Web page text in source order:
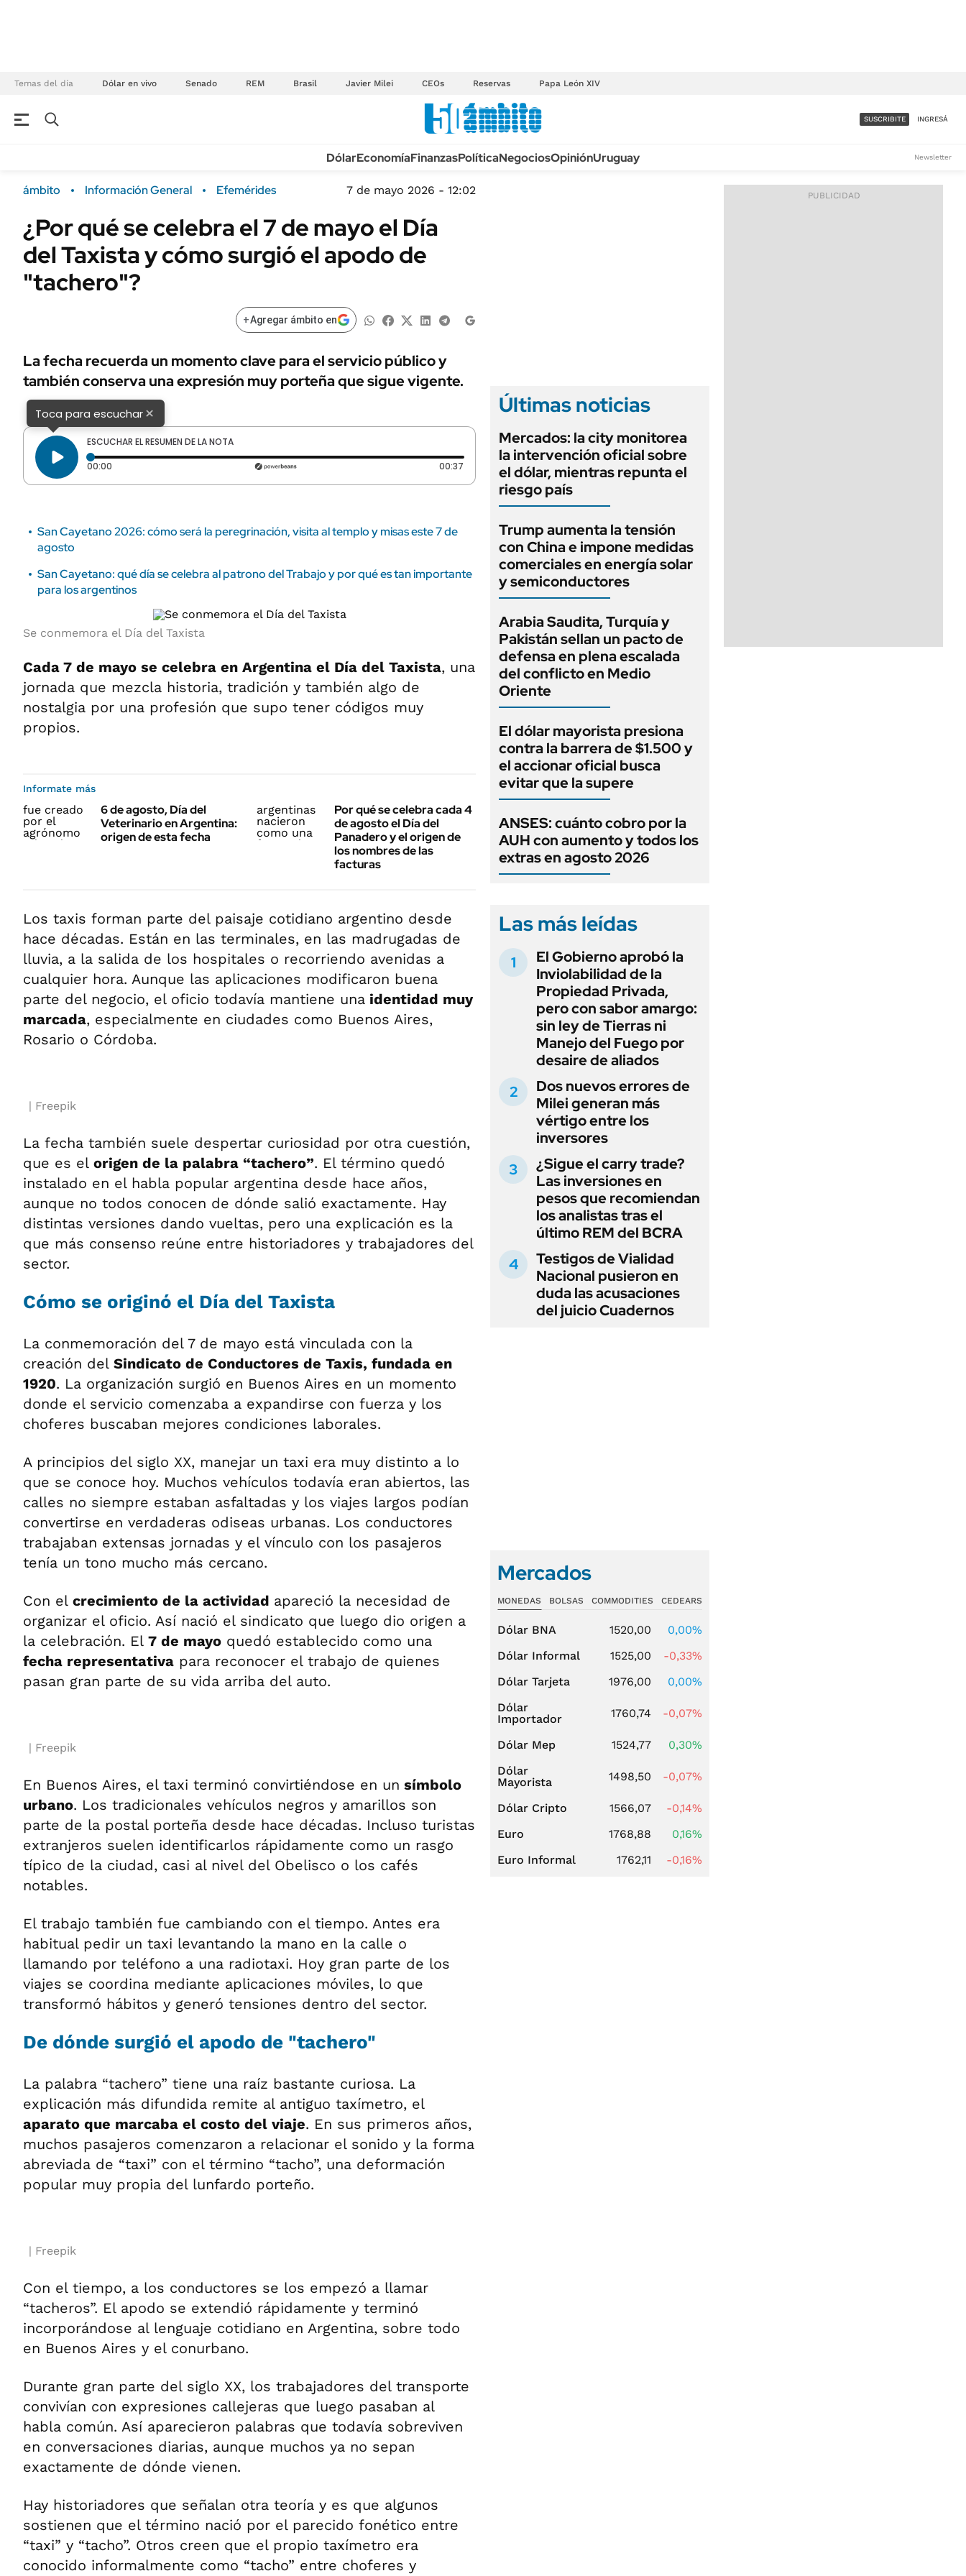
Temas del día Dólar en vivo Senado REM Brasil Javier Milei CEOs Reservas Papa León XIV
Campo
FINANZAS
Dólar
Sustentabilidad
ENERGY REPORT
URUGUAY
TECNOLOGÍA
MÉXICO
MUNDO
INFORMACIÓN GENERAL
AUTOS
ACCESO FULL - $1.800/MES
SUSCRIBITE INGRESÁ
DólarEconomíaFinanzasPolíticaNegociosOpiniónUruguay Newsletter
ámbito Información General Efemérides 7 de mayo 2026 - 12:02
¿Por qué se celebra el 7 de mayo el Día
del Taxista y cómo surgió el apodo de
"tachero"?
+Agregar ámbito en
La fecha recuerda un momento clave para el servicio público y
también conserva una expresión muy porteña que sigue vigente.
Toca para escuchar×
ESCUCHAR EL RESUMEN DE LA NOTA
00:00 Tiempo transcurrido: 0 segundos 00:37 Duración: 37 segundos
San Cayetano 2026: cómo será la peregrinación, visita al templo y misas este 7 de
agosto
San Cayetano: qué día se celebra al patrono del Trabajo y por qué es tan importante
para los argentinos
Se conmemora el Día del Taxista
Cada 7 de mayo se celebra en Argentina el Día del Taxista, una
jornada que mezcla historia, tradición y también algo de
nostalgia por una profesión que supo tener códigos muy
propios.
Informate más
6 de agosto, Día del
Veterinario en Argentina:
origen de esta fecha
Por qué se celebra cada 4
de agosto el Día del
Panadero y el origen de
los nombres de las
facturas
Los taxis forman parte del paisaje cotidiano argentino desde
hace décadas. Están en las terminales, en las madrugadas de
lluvia, a la salida de los hospitales o recorriendo avenidas a
cualquier hora. Aunque las aplicaciones modificaron buena
parte del negocio, el oficio todavía mantiene una identidad muy
marcada, especialmente en ciudades como Buenos Aires,
Rosario o Córdoba.
Freepik
La fecha también suele despertar curiosidad por otra cuestión,
que es el origen de la palabra “tachero”. El término quedó
instalado en el habla popular argentina desde hace años,
aunque no todos conocen de dónde salió exactamente. Hay
distintas versiones dando vueltas, pero una explicación es la
que más consenso reúne entre historiadores y trabajadores del
sector.
Cómo se originó el Día del Taxista
La conmemoración del 7 de mayo está vinculada con la
creación del Sindicato de Conductores de Taxis, fundada en
1920. La organización surgió en Buenos Aires en un momento
donde el servicio comenzaba a expandirse con fuerza y los
choferes buscaban mejores condiciones laborales.
A principios del siglo XX, manejar un taxi era muy distinto a lo
que se conoce hoy. Muchos vehículos todavía eran abiertos, las
calles no siempre estaban asfaltadas y los viajes largos podían
convertirse en verdaderas odiseas urbanas. Los conductores
trabajaban extensas jornadas y el vínculo con los pasajeros
tenía un tono mucho más cercano.
Con el crecimiento de la actividad apareció la necesidad de
organizar el oficio. Así nació el sindicato que luego dio origen a
la celebración. El 7 de mayo quedó establecido como una
fecha representativa para reconocer el trabajo de quienes
pasan gran parte de su vida arriba del auto.
Freepik
En Buenos Aires, el taxi terminó convirtiéndose en un símbolo
urbano. Los tradicionales vehículos negros y amarillos son
parte de la postal porteña desde hace décadas. Incluso turistas
extranjeros suelen identificarlos rápidamente como un rasgo
típico de la ciudad, casi al nivel del Obelisco o los cafés
notables.
El trabajo también fue cambiando con el tiempo. Antes era
habitual pedir un taxi levantando la mano en la calle o
llamando por teléfono a una radiotaxi. Hoy gran parte de los
viajes se coordina mediante aplicaciones móviles, lo que
transformó hábitos y generó tensiones dentro del sector.
De dónde surgió el apodo de "tachero"
La palabra “tachero” tiene una raíz bastante curiosa. La
explicación más difundida remite al antiguo taxímetro, el
aparato que marcaba el costo del viaje. En sus primeros años,
muchos pasajeros comenzaron a relacionar el sonido y la forma
abreviada de “taxi” con el término “tacho”, una deformación
popular muy propia del lunfardo porteño.
Freepik
Con el tiempo, a los conductores se los empezó a llamar
“tacheros”. El apodo se extendió rápidamente y terminó
incorporándose al lenguaje cotidiano en Argentina, sobre todo
en Buenos Aires y el conurbano.
Durante gran parte del siglo XX, los trabajadores del transporte
convivían con expresiones callejeras que luego pasaban al
habla común. Así aparecieron palabras que todavía sobreviven
en conversaciones diarias, aunque muchos ya no sepan
exactamente de dónde vienen.
Hay historiadores que señalan otra teoría y es que algunos
sostienen que el término nació por el parecido fonético entre
“taxi” y “tacho”. Otros creen que el propio taxímetro era
conocido informalmente como “tacho” entre choferes y
Últimas noticias
Mercados: la city monitorea
la intervención oficial sobre
el dólar, mientras repunta el
riesgo país
Trump aumenta la tensión
con China e impone medidas
comerciales en energía solar
y semiconductores
Arabia Saudita, Turquía y
Pakistán sellan un pacto de
defensa en plena escalada
del conflicto en Medio
Oriente
El dólar mayorista presiona
contra la barrera de $1.500 y
el accionar oficial busca
evitar que la supere
ANSES: cuánto cobro por la
AUH con aumento y todos los
extras en agosto 2026
Las más leídas
El Gobierno aprobó la
Inviolabilidad de la
Propiedad Privada,
pero con sabor amargo:
sin ley de Tierras ni
Manejo del Fuego por
desaire de aliados
Dos nuevos errores de
Milei generan más
vértigo entre los
inversores
¿Sigue el carry trade?
Las inversiones en
pesos que recomiendan
los analistas tras el
último REM del BCRA
Testigos de Vialidad
Nacional pusieron en
duda las acusaciones
del juicio Cuadernos
Mercados
MONEDAS BOLSAS COMMODITIES CEDEARS
Dólar BNA 1520,00
0,00%
Dólar Informal
1525,00
-0,33%
Dólar Tarjeta
1976,00
0,00%
Dólar
Importador
1760,74 -0,07%
Dólar Mep 1524,77
0,30%
Dólar
Mayorista
1498,50 -0,07%
Dólar Cripto 1566,07
-0,14%
Euro
1768,88
0,16%
Euro Informal
1762,11 -0,16%